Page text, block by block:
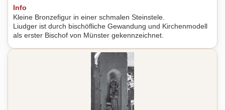
Info
Kleine Bronzefigur in einer schmalen Steinstele.
Liudger ist durch bischöfliche Gewandung und Kirchenmodell
als erster Bischof von Münster gekennzeichnet.